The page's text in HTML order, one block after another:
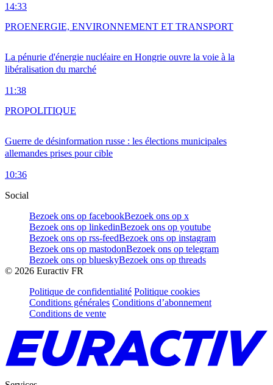
14:33
La pénurie d'énergie nucléaire en Hongrie ouvre la voie à la
libéralisation du marché
11:38
PROENERGIE, ENVIRONNEMENT ET TRANSPORT
Guerre de désinformation russe : les élections municipales
allemandes prises pour cible
10:36
PROPOLITIQUE
Social
Bezoek ons op facebookBezoek ons op x
Bezoek ons op linkedinBezoek ons op youtube
Bezoek ons op rss-feedBezoek ons op instagram
Bezoek ons op mastodonBezoek ons op telegram
Bezoek ons op blueskyBezoek ons op threads
© 2026 Euractiv FR
Politique de confidentialité Politique cookies
Conditions générales Conditions d’abonnement
Conditions de vente